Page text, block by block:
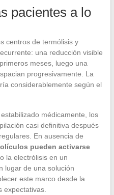
pacientes a lo
centros de termólisis y
una reducción visible
meses, luego una
progresivamente. La
considerablemente según el
médicamente, los
casi definitiva después
En ausencia de
pueden activarse
la electrólisis en un
lugar de una solución
este marco desde la
expectativas.